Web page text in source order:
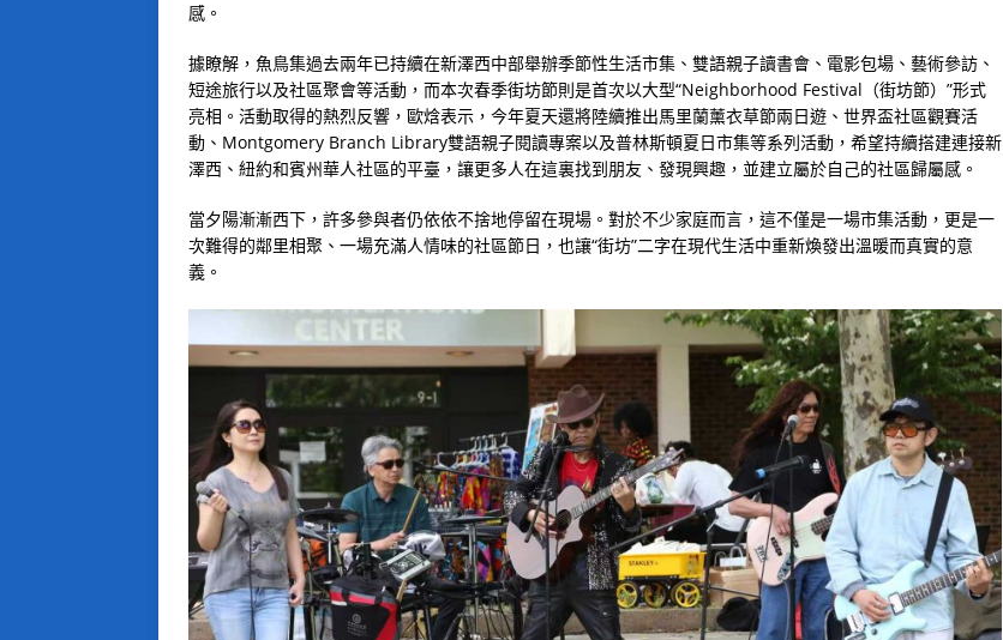
感。
據瞭解，魚鳥集過去兩年已持續在新澤西中部舉辦季節性生活市集、雙語親子讀書會、電影包場、藝術參訪、
短途旅行以及社區聚會等活動，而本次春季街坊節則是首次以大型“Neighborhood Festival（街坊節）”形式
亮相。活動取得的熱烈反響，歐焓表示，今年夏天還將陸續推出馬里蘭薰衣草節兩日遊、世界盃社區觀賽活
動、Montgomery Branch Library雙語親子閱讀專案以及普林斯頓夏日市集等系列活動，希望持續搭建連接新
澤西、紐約和賓州華人社區的平臺，讓更多人在這裏找到朋友、發現興趣，並建立屬於自己的社區歸屬感。
當夕陽漸漸西下，許多參與者仍依依不捨地停留在現場。對於不少家庭而言，這不僅是一場市集活動，更是一
次難得的鄰里相聚、一場充滿人情味的社區節日，也讓“街坊”二字在現代生活中重新煥發出溫暖而真實的意
義。